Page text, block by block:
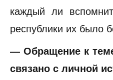
каждый ли
республики их было
— Обращение к
связано с личной